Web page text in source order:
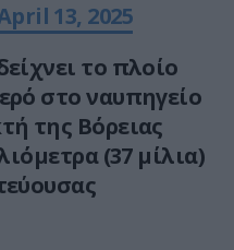
13, 2025
το πλοίο
στο ναυπηγείο
της Βόρειας
(37 μίλια)